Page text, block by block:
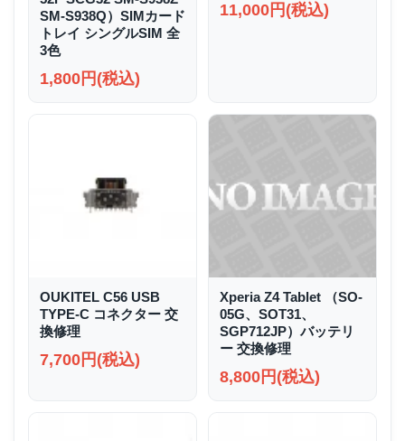
SM-S938Q）SIMカード
トレイ シングルSIM 全
3色
1,800円(税込)
11,000円(税込)
OUKITEL C56 USB
TYPE-C コネクター 交
換修理
7,700円(税込)
Xperia Z4 Tablet （SO-
05G、SOT31、
SGP712JP）バッテリ
ー 交換修理
8,800円(税込)